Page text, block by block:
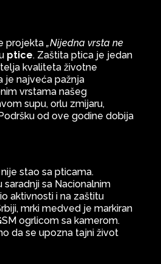
projekta „Nijedna vrsta ne
ptice. Zaštita ptica je jedan
kvaliteta životne
je najveća pažnja
vrstama našeg
supu, orlu zmijaru,
od ove godine dobija
stao sa pticama.
saradnji sa Nacionalnim
aktivnosti i na zaštitu
mrki medved je markiran
ogrlicom sa kamerom.
da se upozna tajni život